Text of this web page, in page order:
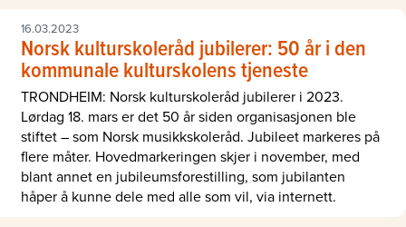
16.03.2023
Norsk kulturskoleråd jubilerer: 50 år i den
kommunale kulturskolens tjeneste
TRONDHEIM: Norsk kulturskoleråd jubilerer i 2023.
Lørdag 18. mars er det 50 år siden organisasjonen ble
stiftet – som Norsk musikkskoleråd. Jubileet markeres på
flere måter. Hovedmarkeringen skjer i november, med
blant annet en jubileumsforestilling, som jubilanten
håper å kunne dele med alle som vil, via internett.